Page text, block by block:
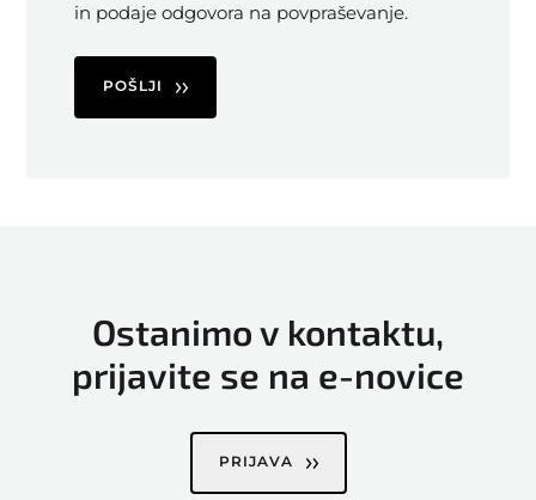
in podaje odgovora na povpraševanje.
POŠLJI
Ostanimo v kontaktu,
prijavite se na e-novice
PRIJAVA